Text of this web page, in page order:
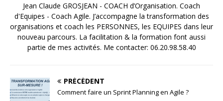
Jean Claude GROSJEAN - COACH d’Organisation. Coach
d'Equipes - Coach Agile. J’accompagne la transformation des
organisations et coach les PERSONNES, les EQUIPES dans leur
nouveau parcours. La facilitation & la formation font aussi
partie de mes activités. Me contacter: 06.20.98.58.40
PRÉCÉDENT
Comment faire un Sprint Planning en Agile ?